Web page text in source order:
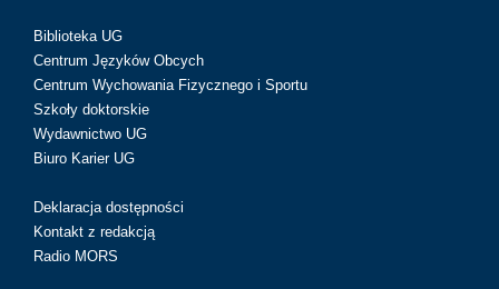
Biblioteka UG
Centrum Języków Obcych
Centrum Wychowania Fizycznego i Sportu
Szkoły doktorskie
Wydawnictwo UG
Biuro Karier UG
Deklaracja dostępności
Kontakt z redakcją
Radio MORS